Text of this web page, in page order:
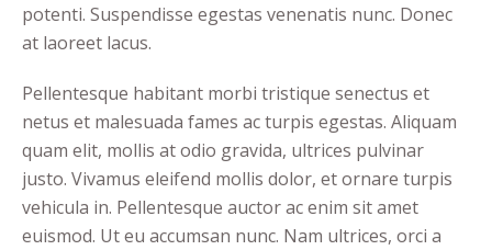
potenti. Suspendisse egestas venenatis nunc. Donec
at laoreet lacus.
Pellentesque habitant morbi tristique senectus et
netus et malesuada fames ac turpis egestas. Aliquam
quam elit, mollis at odio gravida, ultrices pulvinar
justo. Vivamus eleifend mollis dolor, et ornare turpis
vehicula in. Pellentesque auctor ac enim sit amet
euismod. Ut eu accumsan nunc. Nam ultrices, orci a